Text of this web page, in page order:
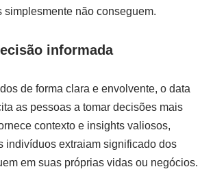
simplesmente não conseguem.
informada
de forma clara e envolvente, o data
as pessoas a tomar decisões mais
contexto e insights valiosos,
indivíduos extraiam significado dos
em suas próprias vidas ou negócios.